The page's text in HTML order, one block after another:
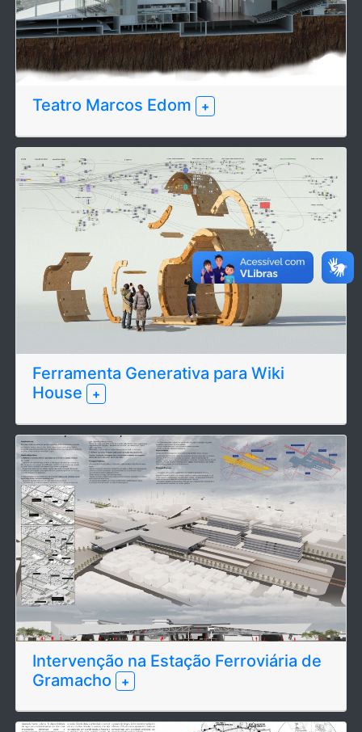
Teatro Marcos Edom +
Ferramenta Generativa para Wiki
House
+
Intervenção na Estação Ferroviária de
Gramacho
+